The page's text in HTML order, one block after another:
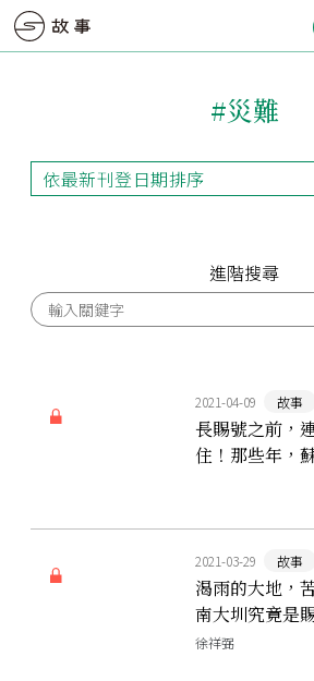
#災難
依最新刊登日期排序
依最新刊登日期排序
進階搜尋
2021-04-09 故事
長賜號之前，
住！那些年，
2021-03-29 故事
渴雨的大地，
南大圳究竟是
還是咬人怪獸？
徐祥弼